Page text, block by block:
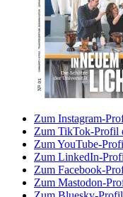
Zum Instagram-
Zum TikTok-Profil
Zum YouTube-
Zum LinkedIn-
Zum Facebook-
Zum Mastodon-